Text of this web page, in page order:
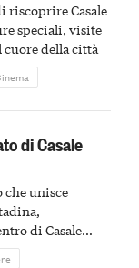
riscoprire Casale
speciali, visite
della città
di Casale
che unisce
di Casale
e racconto